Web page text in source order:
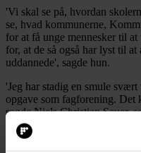
'Vi skal se på, hvordan
se, hvad kommunerne,
for at få unge mennesker til
for, at de så også har lyst til
uddannede', sagde hun.
'Jeg har stadig en smule
opgave som fagforening. Det
sagde Niels Christian Sauer,
til de unge, når
Det betød, at der udspandt